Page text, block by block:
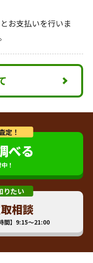
お支払いを行いま
定！
べる
！
りたい
相談
間】9:15～21:00